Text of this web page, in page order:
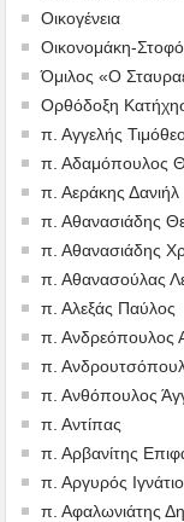
Οικογένεια
Οικονομάκη-
Όμιλος «Ο
Ορθόδοξη
π. Αγγελής
π. Αδαμόπουλος
π. Αεράκης Δανιήλ
π. Αθανασιάδης
π. Αθανασιάδης
π. Αθανασούλας
π. Αλεξάς Παύλος
π. Ανδρεόπουλος
π.
π. Ανθόπουλος
π. Αντίπας
π. Αρβανίτης
π. Αργυρός
π. Αφαλωνιάτης